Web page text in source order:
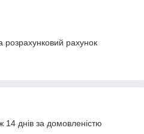
розрахунковий рахунок
днів за домовленістю